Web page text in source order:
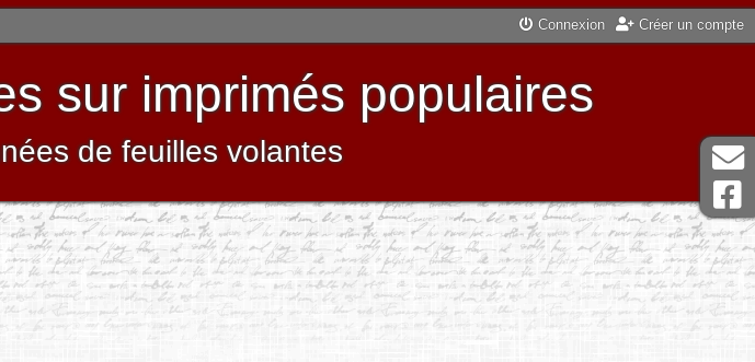
Connexion Créer un compte
sur imprimés populaires
de feuilles volantes